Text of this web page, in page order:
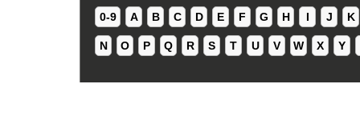
0-9 A B C D E F G H I J K
N O P Q R S T U V W X Y